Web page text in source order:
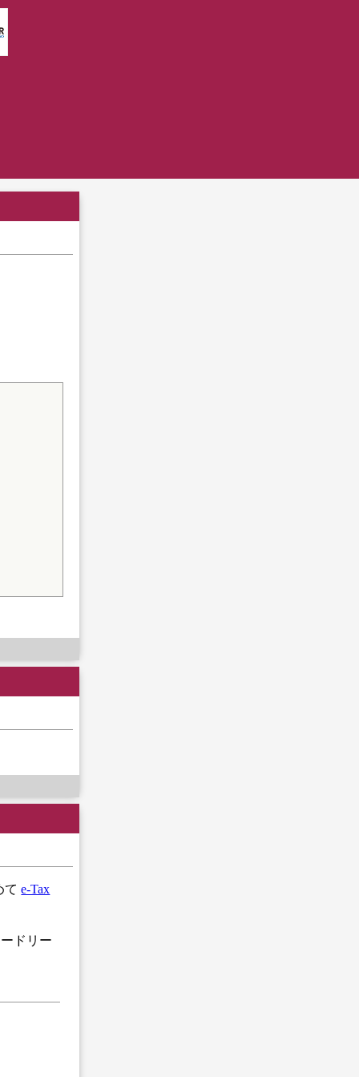
て e-Tax
ドリー